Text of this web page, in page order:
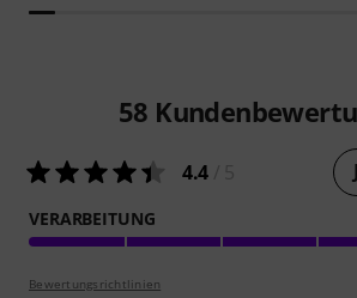
58
4.4
VERARBEITUNG
Bewertungsrichtlinien